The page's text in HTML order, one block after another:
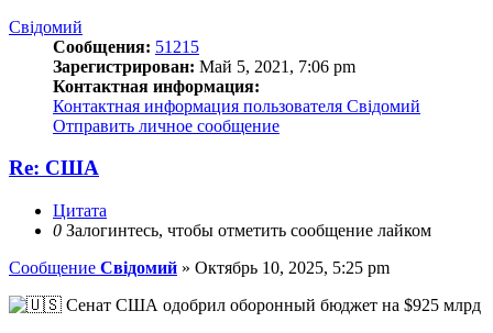
Свідомий
Сообщения: 51215
Зарегистрирован: Май 5, 2021, 7:06 pm
Контактная информация:
Контактная информация пользователя Свідомий
Отправить личное сообщение
Re: США
Цитата
0 Залогинтесь, чтобы отметить сообщение лайком
Сообщение Свідомий » Октябрь 10, 2025, 5:25 pm
Сенат США одобрил оборонный бюджет на $925 млрд